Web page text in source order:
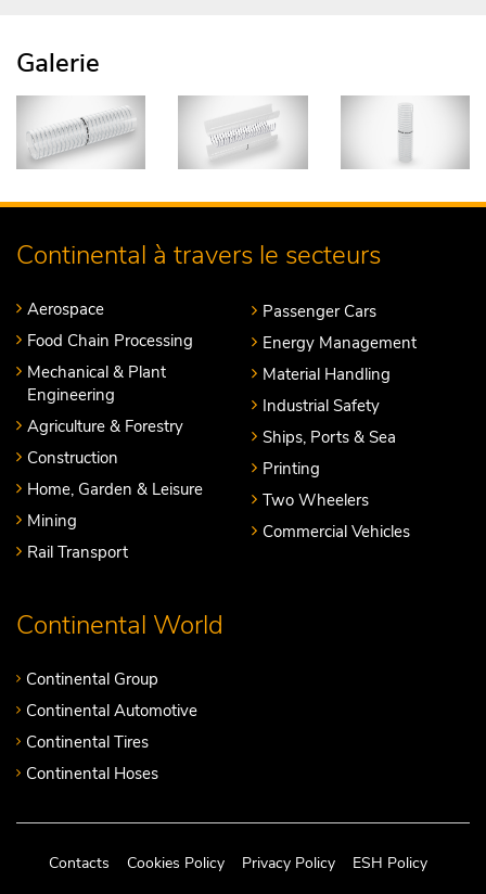
Galerie
Continental à travers le secteurs
Aerospace
Food Chain Processing
Mechanical & Plant
Engineering
Agriculture & Forestry
Construction
Home, Garden & Leisure
Mining
Rail Transport
Passenger Cars
Energy Management
Material Handling
Industrial Safety
Ships, Ports & Sea
Printing
Two Wheelers
Commercial Vehicles
Continental World
Continental Group
Continental Automotive
Continental Tires
Continental Hoses
Contacts Cookies Policy Privacy Policy ESH Policy